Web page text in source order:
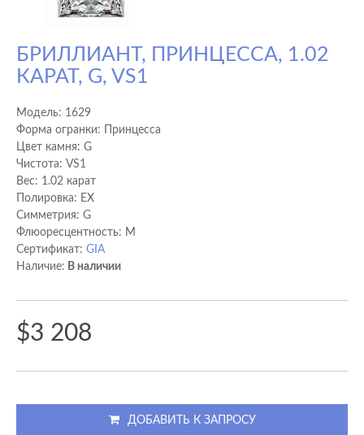
БРИЛЛИАНТ, ПРИНЦЕССА, 1.02
КАРАТ, G, VS1
Модель: 1629
Форма огранки: Принцесса
Цвет камня: G
Чистота: VS1
Вес: 1.02 карат
Полировка: EX
Cимметрия: G
Флюоресцентность: M
Сертификат: GIA
Наличие: В наличии
$3 208
ДОБАВИТЬ К ЗАПРОСУ